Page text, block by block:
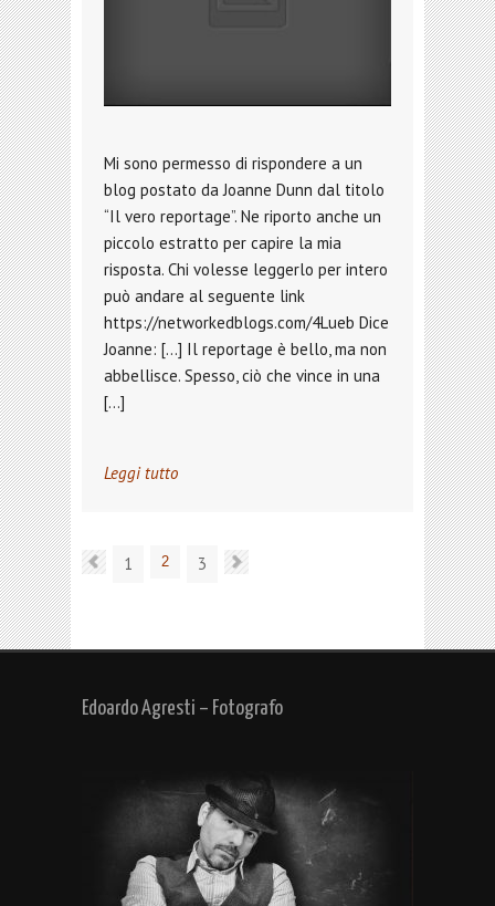
Mi sono permesso di rispondere a un
blog postato da Joanne Dunn dal titolo
“Il vero reportage”. Ne riporto anche un
piccolo estratto per capire la mia
risposta. Chi volesse leggerlo per intero
può andare al seguente link
https://networkedblogs.com/4Lueb Dice
Joanne: […] Il reportage è bello, ma non
abbellisce. Spesso, ciò che vince in una
[…]
Leggi tutto
1 2 3
Edoardo Agresti – Fotografo